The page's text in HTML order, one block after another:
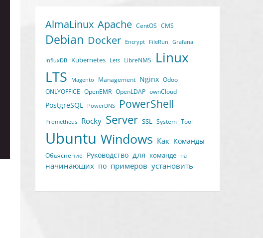
AlmaLinux Apache CentOS CMS
Debian Docker Encrypt FileRun Grafana
InfluxDB Kubernetes Lets LibreNMS Linux
LTS Magento Management Nginx Odoo
ONLYOFFICE OpenEMR OpenLDAP ownCloud
PostgreSQL PowerDNS PowerShell
Prometheus Rocky Server SSL System Tool
Ubuntu Windows Как Команды
Объяснение Руководство для команде на
начинающих по примеров установить